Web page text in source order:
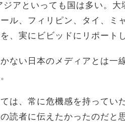
ジアといっても国は多い。大
ル、フィリピン、タイ、ミ
、実にビビッドにリポート
ない日本のメディアとは一
は、常に危機感を持ってい
読者に伝えたかったのだと思